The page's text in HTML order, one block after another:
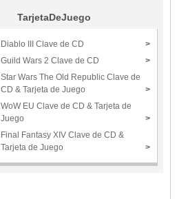
TarjetaDeJuego
Diablo III Clave de CD
>
Guild Wars 2 Clave de CD
>
Star Wars The Old Republic Clave de
CD & Tarjeta de Juego
>
WoW EU Clave de CD & Tarjeta de
Juego
>
Final Fantasy XIV Clave de CD &
Tarjeta de Juego
>